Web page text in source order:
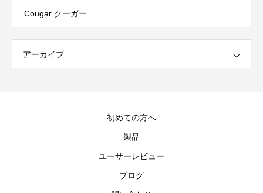
Cougar クーガー
アーカイブ
初めての方へ
製品
ユーザーレビュー
ブログ